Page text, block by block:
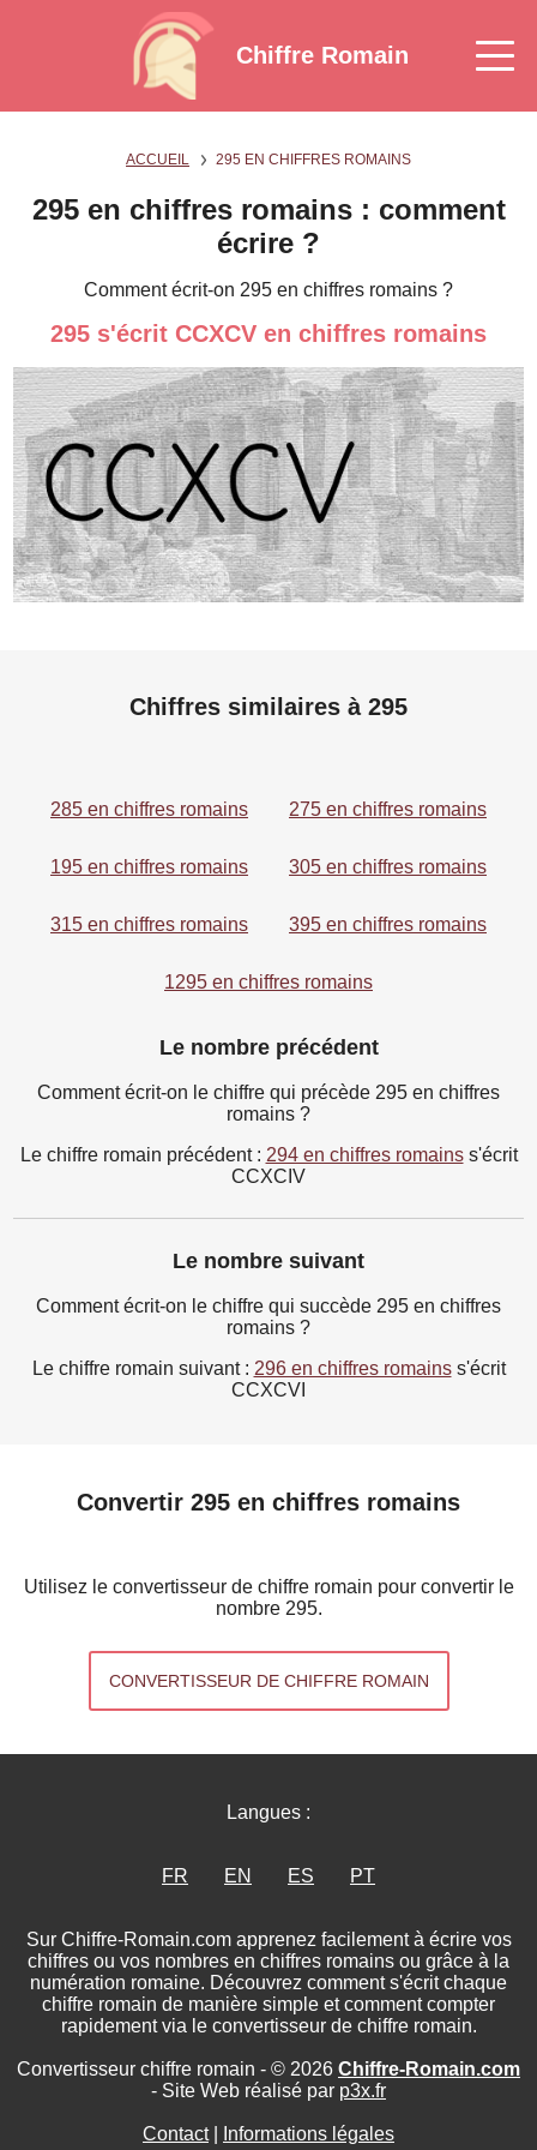
Chiffre Romain
ACCUEIL 295 EN CHIFFRES ROMAINS
295 en chiffres romains : comment
écrire ?
Comment écrit-on 295 en chiffres romains ?
295 s'écrit CCXCV en chiffres romains
Chiffres similaires à 295
285 en chiffres romains 275 en chiffres romains
195 en chiffres romains 305 en chiffres romains
315 en chiffres romains 395 en chiffres romains
1295 en chiffres romains
Le nombre précédent
Comment écrit-on le chiffre qui précède 295 en chiffres
romains ?
Le chiffre romain précédent : 294 en chiffres romainss'écrit
CCXCIV
Le nombre suivant
Comment écrit-on le chiffre qui succède 295 en chiffres
romains ?
Le chiffre romain suivant : 296 en chiffres romainss'écrit
CCXCVI
Convertir 295 en chiffres romains
Utilisez le convertisseur de chiffre romain pour convertir le
nombre 295.
CONVERTISSEUR DE CHIFFRE ROMAIN
Langues :
FR EN ES PT
Sur Chiffre-Romain.com apprenez facilement à écrire vos
chiffres ou vos nombres en chiffres romains ou grâce à la
numération romaine. Découvrez comment s'écrit chaque
chiffre romain de manière simple et comment compter
rapidement via le convertisseur de chiffre romain.
Convertisseur chiffre romain - © 2026 Chiffre-Romain.com
- Site Web réalisé par p3x.fr
Contact| Informations légales